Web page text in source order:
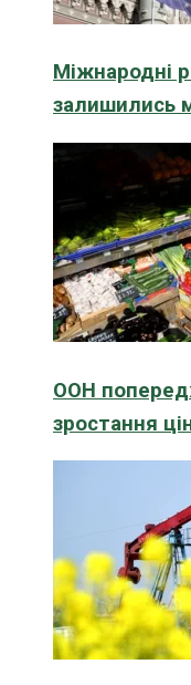
Міжнародні
залишились
ООН
зростання